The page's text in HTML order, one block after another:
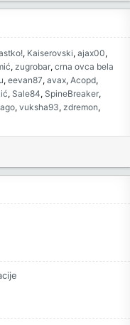
Kaiserovski ajax00
zugrobar crna ovca bela
eevan87 avax Acopd
Sale84 SpineBreaker
vuksha93 zdremon